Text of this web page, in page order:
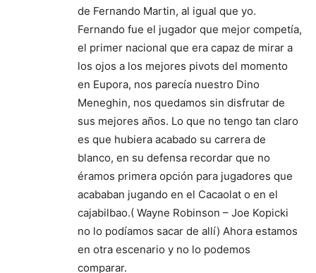
de Fernando Martin, al igual que yo.
Fernando fue el jugador que mejor competía,
el primer nacional que era capaz de mirar a
los ojos a los mejores pivots del momento
en Eupora, nos parecía nuestro Dino
Meneghin, nos quedamos sin disfrutar de
sus mejores años. Lo que no tengo tan claro
es que hubiera acabado su carrera de
blanco, en su defensa recordar que no
éramos primera opción para jugadores que
acababan jugando en el Cacaolat o en el
cajabilbao.( Wayne Robinson – Joe Kopicki
no lo podíamos sacar de allí) Ahora estamos
en otra escenario y no lo podemos
comparar.